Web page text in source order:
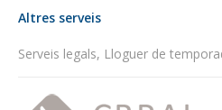
Altres serveis
Serveis legals, Lloguer de